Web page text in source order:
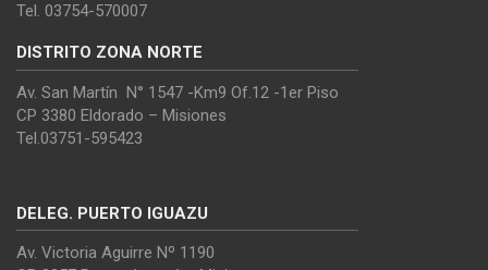
Tel. 03754-570007
DISTRITO ZONA NORTE
Av. San Martín N° 1547 -Km9 Of.12 -1er Piso
CP 3380 Eldorado – Misiones
Tel.03751-595423
DELEG. PUERTO IGUAZU
Av. Victoria Aguirre Nº 1190